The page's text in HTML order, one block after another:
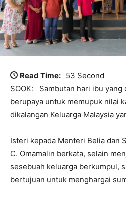
Read Time: 53 Second
SOOK: Sambutan hari ibu yang
berupaya untuk memupuk nilai
dikalangan Keluarga Malaysia
Isteri kepada Menteri Belia dan
C. Omamalin berkata, selain
sesebuah keluarga berkumpul,
bertujuan untuk menghargai